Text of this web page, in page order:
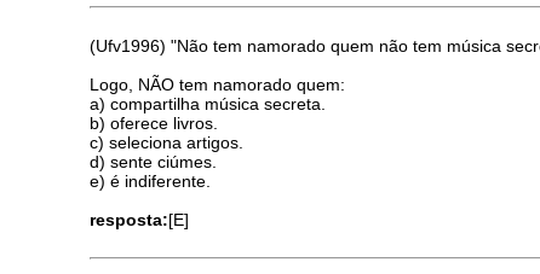
(Ufv1996) "Não tem namorado quem não tem música
Logo, NÃO tem namorado quem:
a) compartilha música secreta.
b) oferece livros.
c) seleciona artigos.
d) sente ciúmes.
e) é indiferente.
resposta:[E]